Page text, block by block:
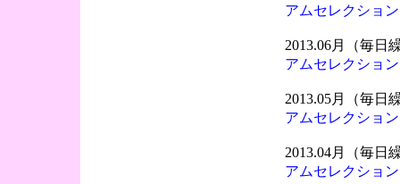
アムセレクショ
2013.06月（毎
アムセレクショ
2013.05月（毎
アムセレクショ
2013.04月（毎
アムセレクショ